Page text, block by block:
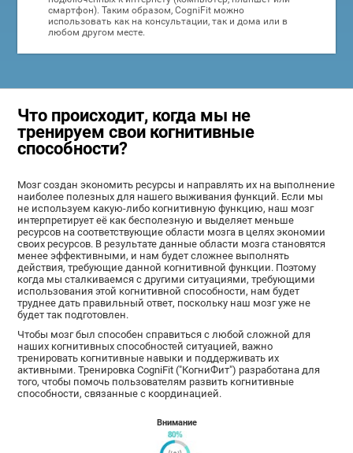
смартфон). Таким образом, CogniFit можно
использовать как на консультации, так и дома или в
любом другом месте.
Что происходит, когда мы не
тренируем свои когнитивные
способности?
Мозг создан экономить ресурсы и направлять их на выполнение
наиболее полезных для нашего выживания функций. Если мы
не используем какую-либо когнитивную функцию, наш мозг
интерпретирует её как бесполезную и выделяет меньше
ресурсов на соответствующие области мозга в целях экономии
своих ресурсов. В результате данные области мозга становятся
менее эффективными, и нам будет сложнее выполнять
действия, требующие данной когнитивной функции. Поэтому
когда мы сталкиваемся с другими ситуациями, требующими
использования этой когнитивной способности, нам будет
труднее дать правильный ответ, поскольку наш мозг уже не
будет так подготовлен.
Чтобы мозг был способен справиться с любой сложной для
наших когнитивных способностей ситуацией, важно
тренировать когнитивные навыки и поддерживать их
активными. Тренировка CogniFit ("КогниФит") разработана для
того, чтобы помочь пользователям развить когнитивные
способности, связанные с координацией.
Внимание